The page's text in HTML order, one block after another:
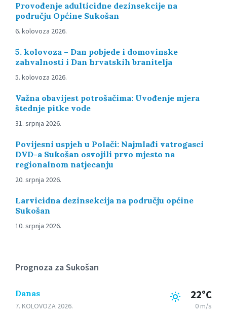
Provođenje adulticidne dezinsekcije na
području Općine Sukošan
6. kolovoza 2026.
5. kolovoza – Dan pobjede i domovinske
zahvalnosti i Dan hrvatskih branitelja
5. kolovoza 2026.
Važna obavijest potrošačima: Uvođenje mjera
štednje pitke vode
31. srpnja 2026.
Povijesni uspjeh u Polači: Najmlađi vatrogasci
DVD-a Sukošan osvojili prvo mjesto na
regionalnom natjecanju
20. srpnja 2026.
Larvicidna dezinsekcija na području općine
Sukošan
10. srpnja 2026.
Prognoza za Sukošan
Danas
7. KOLOVOZA 2026.
22°C
0 m/s